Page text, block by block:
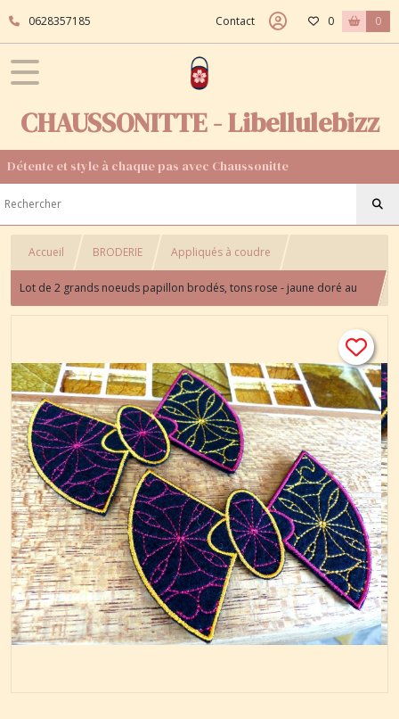
0628357185 Contact 0 0
CHAUSSONITTE - Libellulebizz
Détente et style à chaque pas avec Chaussonitte
Accueil BRODERIE Appliqués à coudre
Lot de 2 grands noeuds papillon brodés, tons rose - jaune doré au